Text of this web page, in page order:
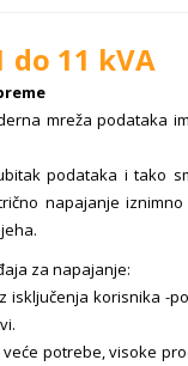
do 11 kVA
mreža podataka
podataka i tako
napajanje
za napajanje:
isključenja korisnika
potrebe, visoke